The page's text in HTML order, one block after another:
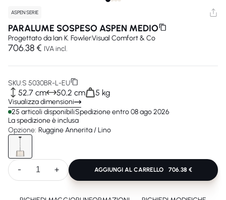
ASPEN SERIE
PARALUME SOSPESO ASPEN MEDIO
Progettato da Ian K. FowlerVisual Comfort & Co
706.38 € IVA incl.
SKU:S 5030BR-L-EU
52,7 cm 50,2 cm 5 kg
Visualizza dimensioni
25 articoli disponibiliSpedizione entro 08 ago 2026
La spedizione è inclusa
Opzione: Ruggine Annerita / Lino
- + AGGIUNGI AL CARRELLO 706.38 €